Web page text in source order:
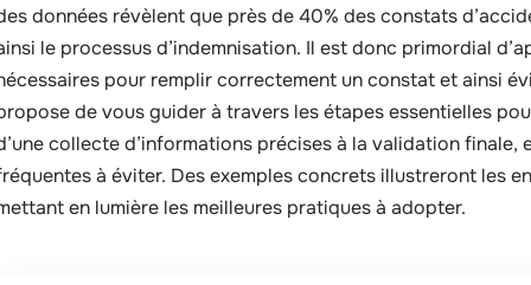
données révèlent que près de 40% des constats
le processus d’indemnisation. Il est donc primordial
pour remplir correctement un constat et ainsi
de vous guider à travers les étapes essentielles
collecte d’informations précises à la validation finale,
à éviter. Des exemples concrets illustreront les
en lumière les meilleures pratiques à adopter.